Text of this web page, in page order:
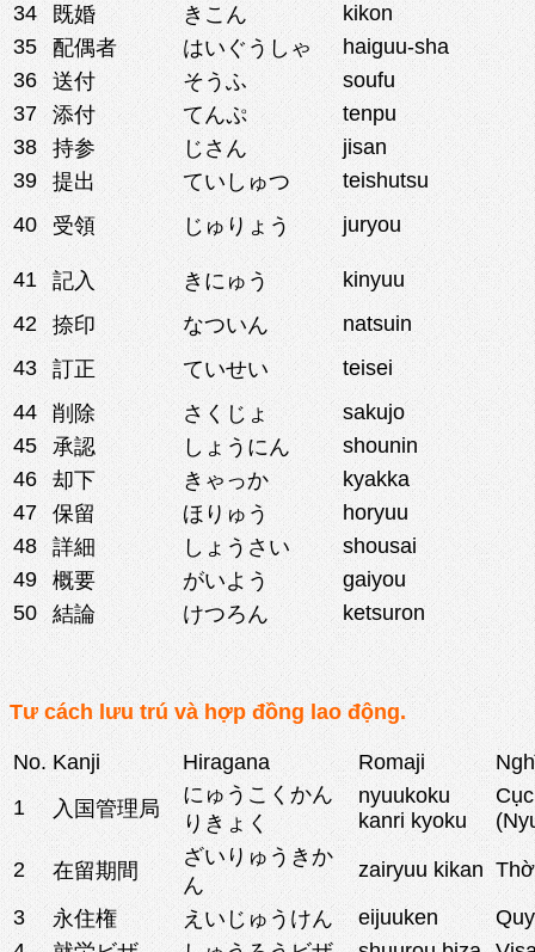
34 既婚 きこん
kikon
35
配偶者 はいぐうしゃ
haiguu-sha
36
送付 そうふ
soufu
37
添付 てんぷ
tenpu
38
持参 じさん
jisan
39
提出 ていしゅつ
teishutsu
40
受領 じゅりょう juryou
41 記入 きにゅう
kinyuu
42
捺印 なついん
natsuin
43
訂正 ていせい
teisei
44
削除 さくじょ
sakujo
45
承認 しょうにん
shounin
46
却下 きゃっか
kyakka
47
保留 ほりゅう
horyuu
48
詳細 しょうさい
shousai
49
概要 がいよう
gaiyou
50
結論 けつろん ketsuron
Tư cách lưu trú và hợp đồng lao động.
No. Kanji Hiragana Romaji
1
入国管理局
にゅうこくかん
りきょく
nyuukoku
kanri kyoku
2 在留期間
ざいりゅうきか
ん
zairyuu kikan
3
永住権 えいじゅうけん eijuuken